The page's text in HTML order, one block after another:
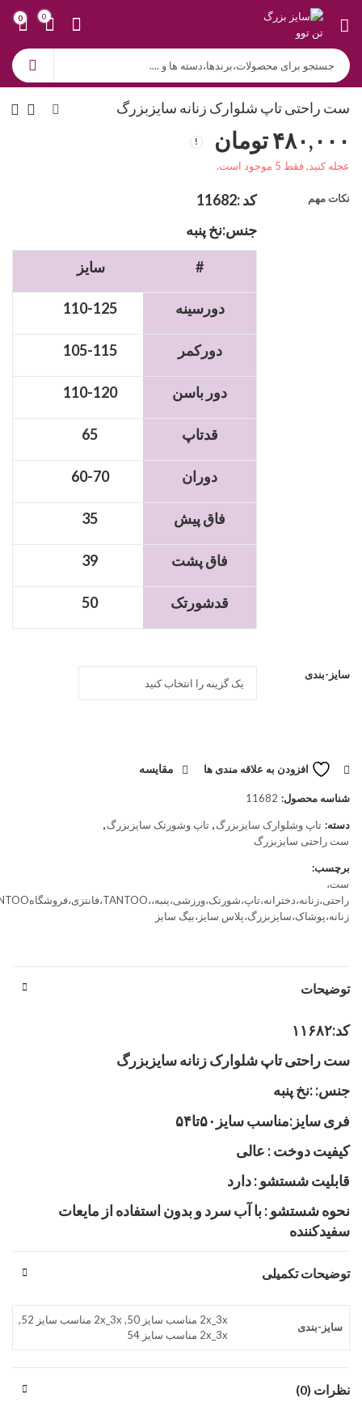
0
0
ست راحتی تاپ شلوارک زنانه سایزبزرگ
۴۸۰,۰۰۰تومان
عجله کنید, فقط 5 موجود است.
نکات مهم کد :11682
جنس:نخ پنبه
سایز #
110-125 دورسینه
105-115 دورکمر
110-120 دور باسن
65 قدتاپ
60-70 دوران
35 فاق پیش
39 فاق پشت
50 قدشورتک
سایز-بندی
افزودن به علاقه مندی ها مقایسه
شناسه محصول: 11682
دسته: تاپ وشلوارک سایزبزرگ, تاپ وشورتک سایزبزرگ,
ست راحتی سایزبزرگ
برچسب:
ست،
زنانه،پوشاک،سایزبزرگ،پلاس سایز،بیگ سایز
توضیحات
کد:۱۱۶۸۲
ست راحتی تاپ شلوارک زنانه سایزبزرگ
جنس: :نخ پنبه
فری سایز:مناسب سایز۵۰تا۵۴
کیفیت دوخت : عالی
قابلیت شستشو : دارد
نحوه شستشو : با آب سرد و بدون استفاده از مایعات
سفیدکننده
توضیحات تکمیلی
سایز-بندی
2x_3x مناسب سایز 50, 2x_3x مناسب سایز 52,
2x_3x مناسب سایز 54
نظرات (0)